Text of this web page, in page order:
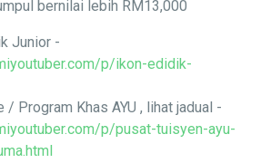
bernilai lebih RM13,000
Junior -
p/ikon-edidik-
Program Khas AYU , lihat jadual -
p/pusat-tuisyen-ayu-